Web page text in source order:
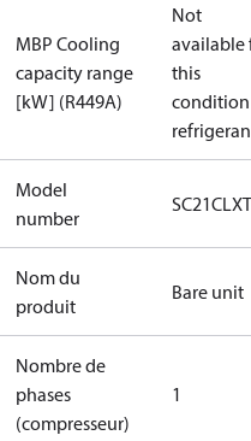
MBP Cooling
capacity range
[kW] (R449A)
Not
available
this
Model
number
Nom du
produit
Bare unit
Nombre de
phases
(compresseur)
1